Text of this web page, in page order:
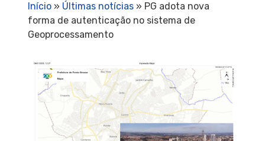
Início» Últimas notícias» PG adota nova
forma de autenticação no sistema de
Geoprocessamento